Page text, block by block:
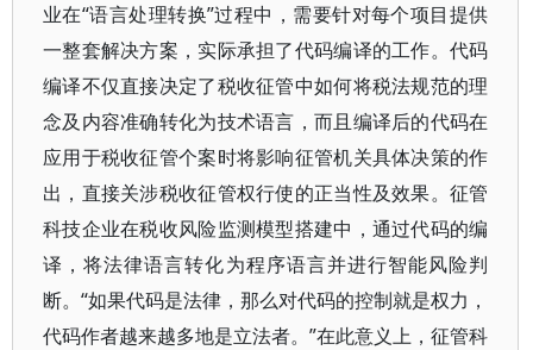
业在“语言处理转换”过程中，需要针对每个项目提供
一整套解决方案，实际承担了代码编译的工作。代码
编译不仅直接决定了税收征管中如何将税法规范的理
念及内容准确转化为技术语言，而且编译后的代码在
应用于税收征管个案时将影响征管机关具体决策的作
出，直接关涉税收征管权行使的正当性及效果。征管
科技企业在税收风险监测模型搭建中，通过代码的编
译，将法律语言转化为程序语言并进行智能风险判
断。“如果代码是法律，那么对代码的控制就是权力，
代码作者越来越多地是立法者。”在此意义上，征管科